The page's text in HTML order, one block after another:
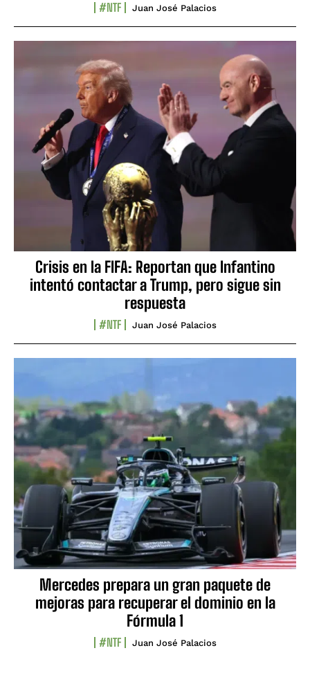
#NTF Juan José Palacios
Crisis en la FIFA: Reportan que Infantino
intentó contactar a Trump, pero sigue sin
respuesta
#NTF Juan José Palacios
Mercedes prepara un gran paquete de
mejoras para recuperar el dominio en la
Fórmula 1
#NTF Juan José Palacios